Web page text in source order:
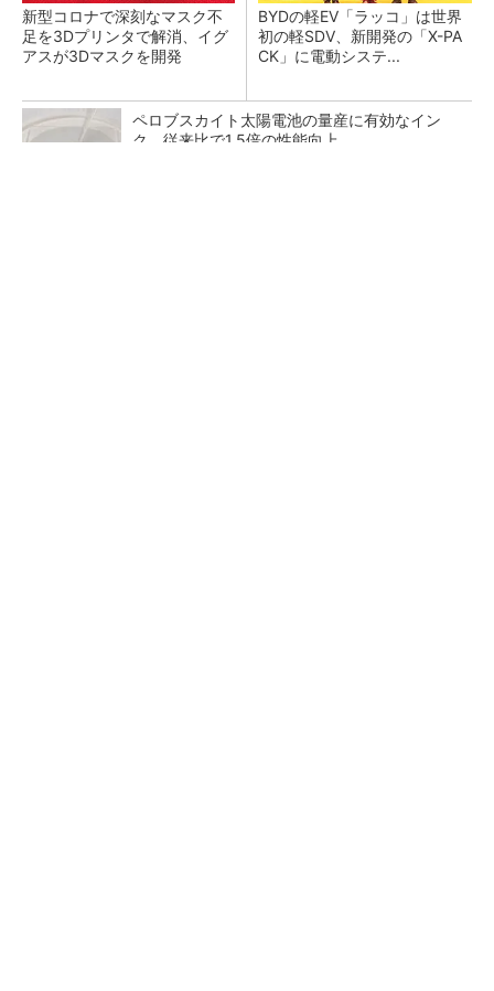
新型コロナで深刻なマスク不
足を3Dプリンタで解消、イグ
アスが3Dマスクを開発
BYDの軽EV「ラッコ」は世界
初の軽SDV、新開発の「X-PA
CK」に電動システ...
ペロブスカイト太陽電池の量産に有効なイン
ク、従来比で1.5倍の性能向上